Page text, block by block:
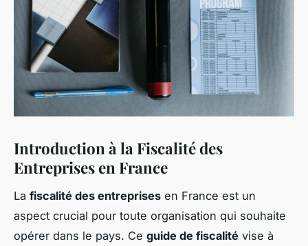
Introduction à la Fiscalité des
Entreprises en France
La fiscalité des entreprises en France est un
aspect crucial pour toute organisation qui souhaite
opérer dans le pays. Ce guide de fiscalité vise à